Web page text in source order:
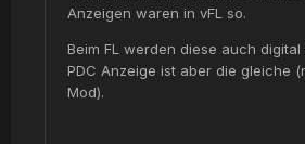
Anzeigen waren in vFL so.
Beim FL werden diese auch
PDC Anzeige ist aber die gleiche
Mod).